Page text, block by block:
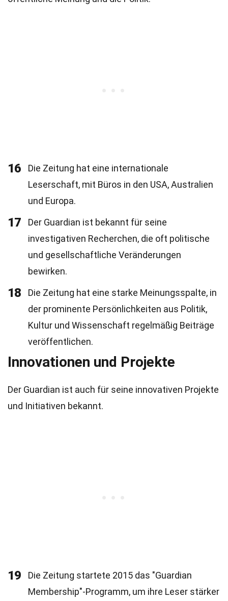
16
Die Zeitung hat eine internationale
Leserschaft, mit Büros in den USA, Australien
und Europa.
17
Der Guardian ist bekannt für seine
investigativen Recherchen, die oft politische
und gesellschaftliche Veränderungen
bewirken.
18
Die Zeitung hat eine starke Meinungsspalte, in
der prominente Persönlichkeiten aus Politik,
Kultur und Wissenschaft regelmäßig Beiträge
veröffentlichen.
Innovationen und Projekte
Der Guardian ist auch für seine innovativen Projekte
und Initiativen bekannt.
19
Die Zeitung startete 2015 das "Guardian
Membership"-Programm, um ihre Leser stärker